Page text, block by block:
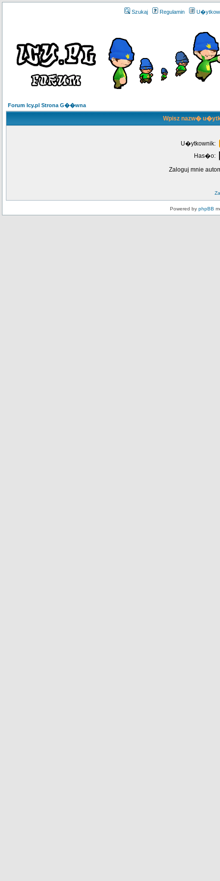
Szukaj Regulamin
Forum Icy.pl Strona G��wna
Wpisz nazw�
U�ytkownik:
Has�o:
Zaloguj mnie
Powered by phpBB